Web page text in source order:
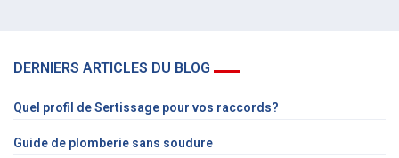
DERNIERS ARTICLES DU BLOG
Quel profil de Sertissage pour vos raccords?
Guide de plomberie sans soudure